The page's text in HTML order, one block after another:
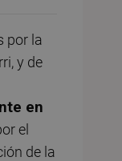
por la
y de
en
el
de la